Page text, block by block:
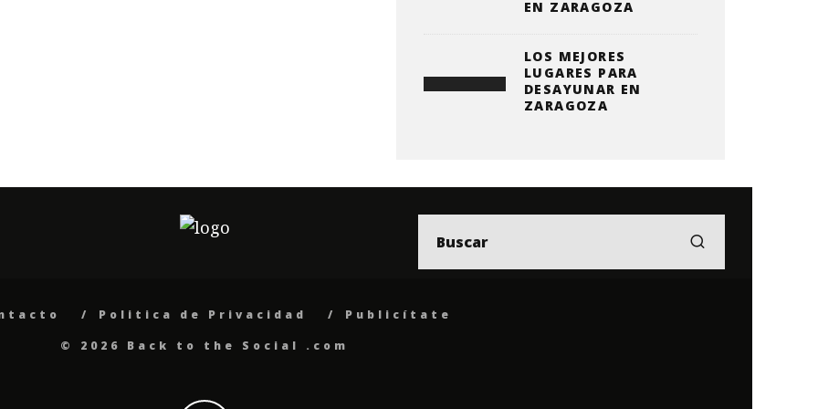
EN ZARAGOZA
LOS MEJORES
LUGARES PARA
DESAYUNAR EN
ZARAGOZA
Politica de Privacidad
Publicítate
© 2026 Back to the Social .com